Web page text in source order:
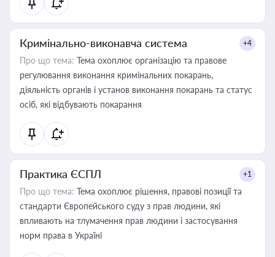
Кримінально-виконавча система +4
Про що тема: Тема охоплює організацію та правове
регулювання виконання кримінальних покарань,
діяльність органів і установ виконання покарань та статус
осіб, які відбувають покарання
Практика ЄСПЛ +1
Про що тема: Тема охоплює рішення, правові позиції та
стандарти Європейського суду з прав людини, які
впливають на тлумачення прав людини і застосування
норм права в Україні